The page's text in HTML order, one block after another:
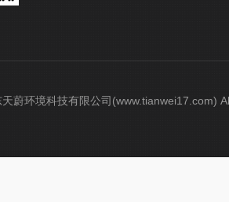
蔚环境科技有限公司(www.tianwei17.com)